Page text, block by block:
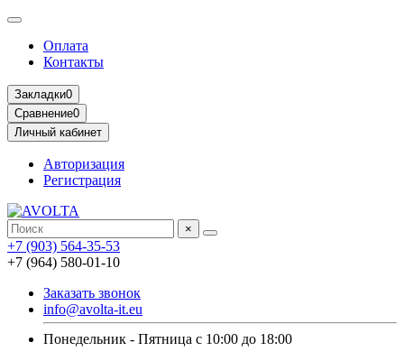
Оплата
Контакты
Закладки0
Сравнение0
Личный кабинет
Авторизация
Регистрация
×
+7 (903) 564-35-53
+7 (964) 580-01-10
Заказать звонок
info@avolta-it.eu
Понедельник - Пятница с 10:00 до 18:00